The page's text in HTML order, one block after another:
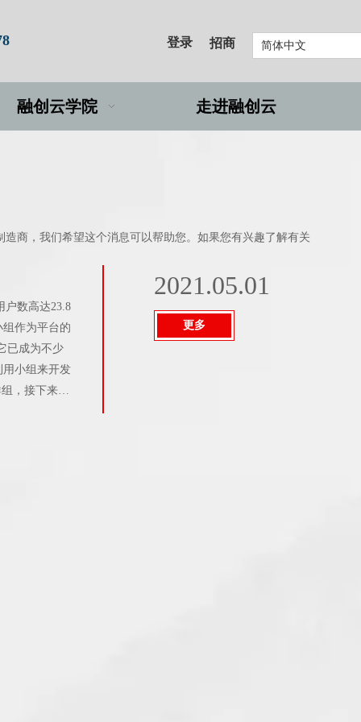
登录 招商 简体中文
融创云学院 走进融创云
商，我们希望这个消息可以帮助您。如果您有兴趣了解有关
户数高达23.8
作为平台的
已成为不少
用小组来开发
，接下来，
2021.05.01
更多